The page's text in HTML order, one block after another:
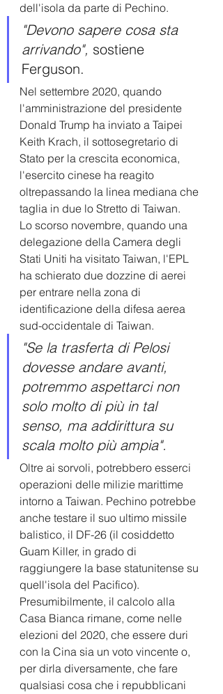
dell'isola da parte di Pechino.
"Devono sapere cosa sta
arrivando", sostiene
Ferguson.
Nel settembre 2020, quando
l'amministrazione del presidente
Donald Trump ha inviato a Taipei
Keith Krach, il sottosegretario di
Stato per la crescita economica,
l'esercito cinese ha reagito
oltrepassando la linea mediana che
taglia in due lo Stretto di Taiwan.
Lo scorso novembre, quando una
delegazione della Camera degli
Stati Uniti ha visitato Taiwan, l'EPL
ha schierato due dozzine di aerei
per entrare nella zona di
identificazione della difesa aerea
sud-occidentale di Taiwan.
"Se la trasferta di Pelosi
dovesse andare avanti,
potremmo aspettarci non
solo molto di più in tal
senso, ma addirittura su
scala molto più ampia".
Oltre ai sorvoli, potrebbero esserci
operazioni delle milizie marittime
intorno a Taiwan. Pechino potrebbe
anche testare il suo ultimo missile
balistico, il DF-26 (il cosiddetto
Guam Killer, in grado di
raggiungere la base statunitense su
quell'isola del Pacifico).
Presumibilmente, il calcolo alla
Casa Bianca rimane, come nelle
elezioni del 2020, che essere duri
con la Cina sia un voto vincente o,
per dirla diversamente, che fare
qualsiasi cosa che i repubblicani